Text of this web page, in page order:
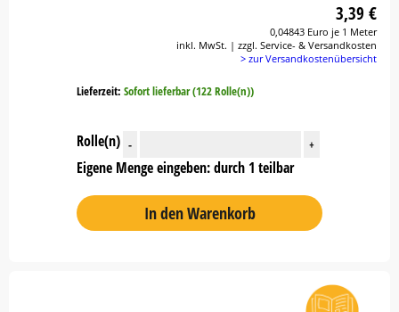
3,39 €
0,04843 Euro je 1 Meter
inkl. MwSt. | zzgl. Service- & Versandkosten
> zur Versandkostenübersicht
Lieferzeit: Sofort lieferbar (122 Rolle(n))
Rolle(n) - +
Eigene Menge eingeben: durch 1 teilbar
In den Warenkorb